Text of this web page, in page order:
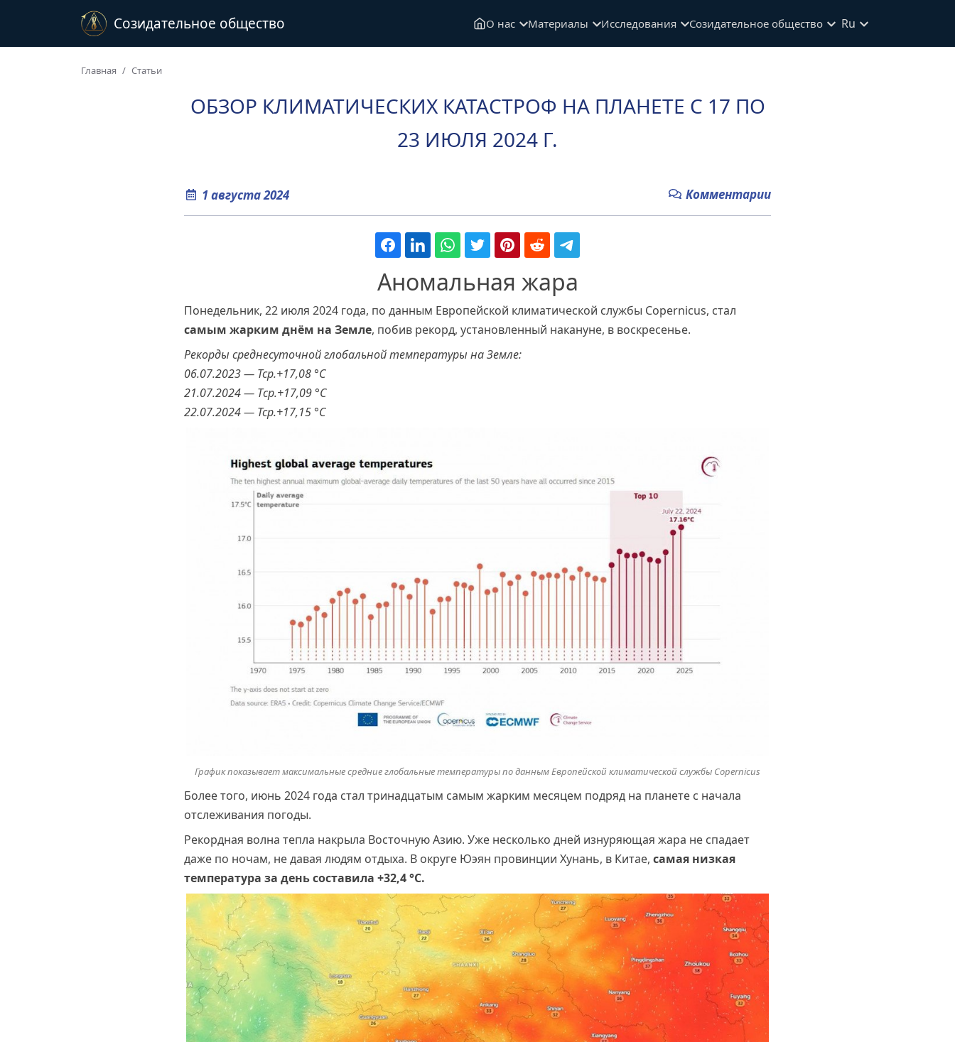
Созидательное общество О нас Материалы Исследования Созидательное общество Ru
Главная Статьи
ОБЗОР КЛИМАТИЧЕСКИХ КАТАСТРОФ НА ПЛАНЕТЕ С 17 ПО
23 ИЮЛЯ 2024 Г.
1 августа 2024 Комментарии
Аномальная жара
Понедельник, 22 июля 2024 года, по данным Европейской климатической службы Copernicus, стал
самым жарким днём ​​на Земле, побив рекорд, установленный накануне, в воскресенье.
Рекорды среднесуточной глобальной температуры на Земле:
06.07.2023 — Тср.+17,08 °С
21.07.2024 — Tср.+17,09 °С
22.07.2024 — Tcр.+17,15 °С
График показывает максимальные средние глобальные температуры по данным Европейской климатической службы Copernicus
Более того, июнь 2024 года стал тринадцатым самым жарким месяцем подряд на планете с начала
отслеживания погоды.
Рекордная волна тепла накрыла Восточную Азию. Уже несколько дней изнуряющая жара не спадает
даже по ночам, не давая людям отдыха. В округе Юэян провинции Хунань, в Китае, самая низкая
температура за день составила +32,4 °С.